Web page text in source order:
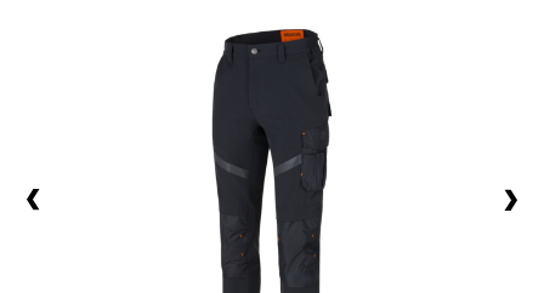
Paljasjalkakengät
Vapaa-ajan kengät